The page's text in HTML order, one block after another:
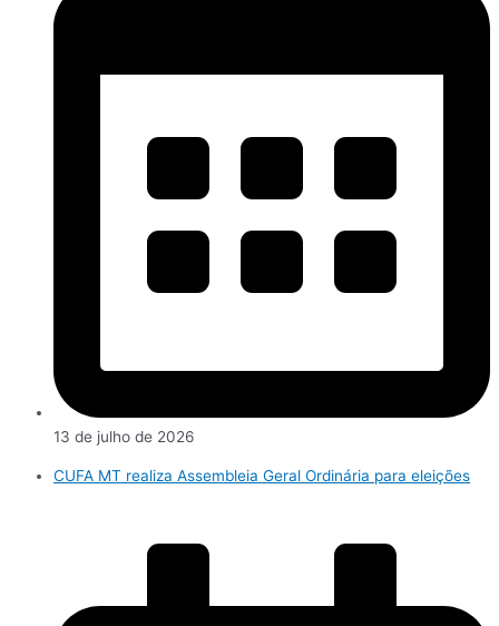
13 de julho de 2026
CUFA MT realiza Assembleia Geral Ordinária para eleições